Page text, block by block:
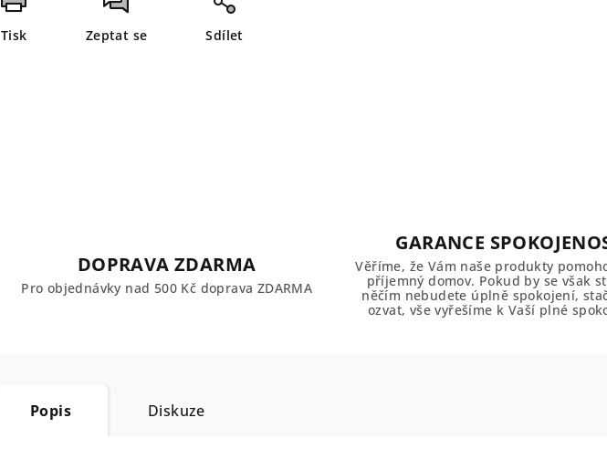
Tisk Zeptat se Sdílet
DOPRAVA ZDARMA
Pro objednávky nad 500 Kč doprava ZDARMA
GARANCE
Věříme, že Vám naše produkty
příjemný domov. Pokud by se však
něčím nebudete úplně spokojení,
ozvat, vše vyřešíme k Vaší plné
Popis Diskuze